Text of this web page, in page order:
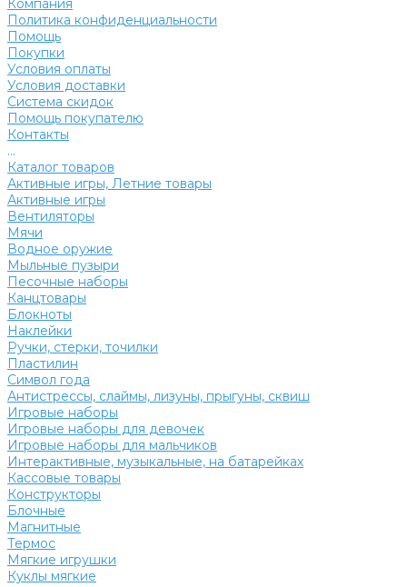
Компания
Политика конфиденциальности
Помощь
Покупки
Условия оплаты
Условия доставки
Система скидок
Помощь покупателю
Контакты
...
Каталог товаров
Активные игры, Летние товары
Активные игры
Вентиляторы
Мячи
Водное оружие
Мыльные пузыри
Песочные наборы
Канцтовары
Блокноты
Наклейки
Ручки, стерки, точилки
Пластилин
Символ года
Антистрессы, слаймы, лизуны, прыгуны, сквиш
Игровые наборы
Игровые наборы для девочек
Игровые наборы для мальчиков
Интерактивные, музыкальные, на батарейках
Кассовые товары
Конструкторы
Блочные
Магнитные
Термос
Мягкие игрушки
Куклы мягкие